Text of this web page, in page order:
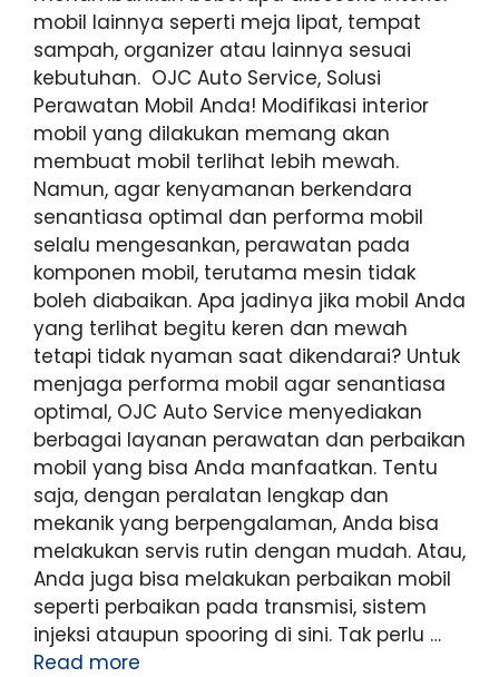
mobil lainnya seperti meja lipat, tempat
sampah, organizer atau lainnya sesuai
kebutuhan. OJC Auto Service, Solusi
Perawatan Mobil Anda! Modifikasi interior
mobil yang dilakukan memang akan
membuat mobil terlihat lebih mewah.
Namun, agar kenyamanan berkendara
senantiasa optimal dan performa mobil
selalu mengesankan, perawatan pada
komponen mobil, terutama mesin tidak
boleh diabaikan. Apa jadinya jika mobil Anda
yang terlihat begitu keren dan mewah
tetapi tidak nyaman saat dikendarai? Untuk
menjaga performa mobil agar senantiasa
optimal, OJC Auto Service menyediakan
berbagai layanan perawatan dan perbaikan
mobil yang bisa Anda manfaatkan. Tentu
saja, dengan peralatan lengkap dan
mekanik yang berpengalaman, Anda bisa
melakukan servis rutin dengan mudah. Atau,
Anda juga bisa melakukan perbaikan mobil
seperti perbaikan pada transmisi, sistem
injeksi ataupun spooring di sini. Tak perlu …
Read more